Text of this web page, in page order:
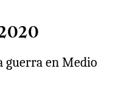
guerra en Medio